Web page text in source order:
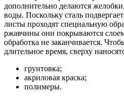
дополнительно делаются
воды. Поскольку сталь
листы проходят специальную
ржавчины они покрываются
обработка не заканчивается.
длительное время, сверху
грунтовка;
акриловая краска;
полимеры.